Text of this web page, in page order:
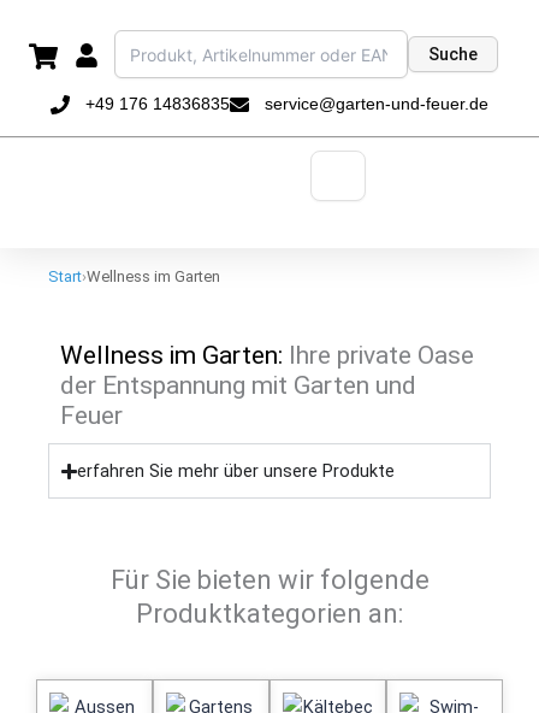
Inhalt
springen
+49 176 14836835 service@garten-und-feuer.de
Suche
Start›Wellness im Garten
Wellness im Garten: Ihre private Oase
der Entspannung mit Garten und
Feuer
erfahren Sie mehr über unsere Produkte
Für Sie bieten wir folgende
Produktkategorien an: